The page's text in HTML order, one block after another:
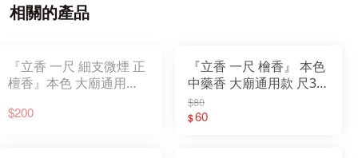
相關的產品
『立香 一尺 細支微煙 正
檀香』本色 大廟通用款
檀香 原木香 一貫道
$200
『立香 一尺 檜香』 本色
中藥香 大廟通用款 尺3
尺6 一斤裝 香 立香 檀香
原木香 一貫道
$80
$60